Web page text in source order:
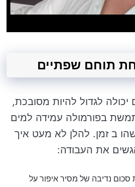
לגדול להיות מסובכת,
בפורמולה עמידה למים
ב זמן. להלן לא מעט איך
את העבודה:
נדיבה של מסיר איפור על